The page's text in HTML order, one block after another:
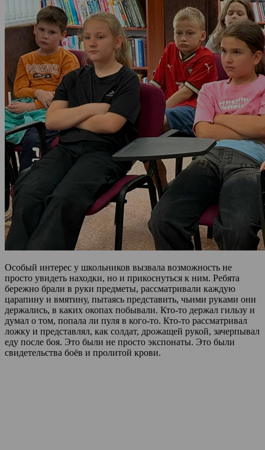
Особый интерес у школьников вызвала возможность не
просто увидеть находки, но и прикоснуться к ним. Ребята
бережно брали в руки предметы, рассматривали каждую
царапину и вмятину, пытаясь представить, чьими руками они
держались, в каких окопах побывали. Кто-то держал гильзу и
думал о том, попала ли пуля в кого-то. Кто-то рассматривал
ложку и представлял, как солдат, дрожащей рукой, зачерпывал
еду после боя. Это были не просто экспонаты. Это были
свидетельства боёв и пролитой крови.